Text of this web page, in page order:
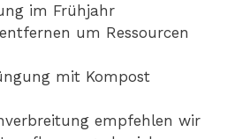
im Frühjahr
um Ressourcen
mit Kompost
empfehlen wir